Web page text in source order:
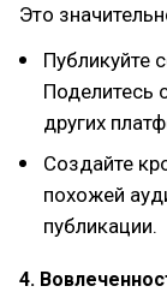
Это
Публикуйте
Поделитесь
других
Создайте
похожей
публикации.
4.